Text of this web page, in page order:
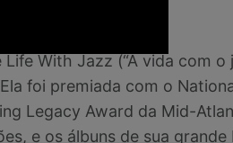
With Jazz (“A vida com o
foi premiada com o
Legacy Award da Mid-
e os álbuns de sua grande